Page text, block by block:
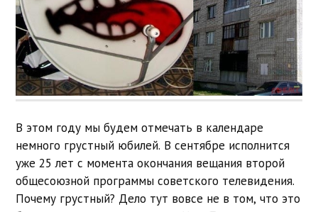
В этом году мы будем отмечать в календаре
немного грустный юбилей. В сентябре исполнится
уже 25 лет с момента окончания вещания второй
общесоюзной программы советского телевидения.
Почему грустный? Дело тут вовсе не в том, что это